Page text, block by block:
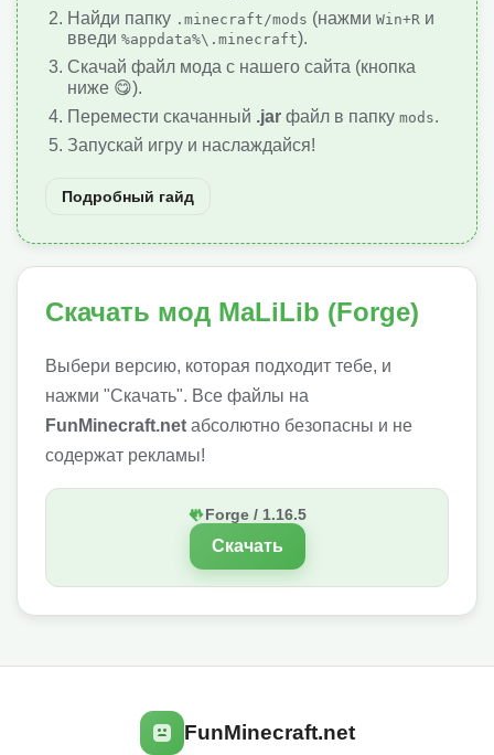
Найди папку .minecraft/mods (нажми Win+R и
введи %appdata%\.minecraft).
Скачай файл мода с нашего сайта (кнопка
ниже 😋).
Перемести скачанный .jar файл в папку mods.
Запускай игру и наслаждайся!
Подробный гайд
Скачать мод MaLiLib (Forge)
Выбери версию, которая подходит тебе, и
нажми "Скачать". Все файлы на
FunMinecraft.net абсолютно безопасны и не
содержат рекламы!
Forge / 1.16.5
Скачать
FunMinecraft.net